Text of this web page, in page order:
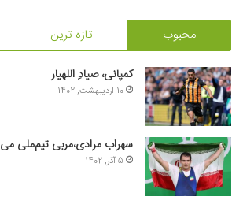
محبوب تازه ترین
کمپانی، صیادِ اللهیار
10 اردیبهشت, 1402
سهراب مرادی،مربی تیم‌ملی
5 آذر, 1402